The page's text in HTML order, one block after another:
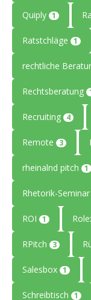
Quiply 1
Ratstchläge 1
rechtliche
Rechtsberatung
Recruiting 4
Remote 3
rheinalnd pitch 1
Rhetorik-Seminar
ROI 1
RPitch 3
Salesbox 1
Schreibtisch 1